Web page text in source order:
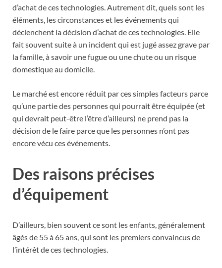
d’achat de ces technologies. Autrement dit, quels sont les
éléments, les circonstances et les événements qui
déclenchent la décision d’achat de ces technologies. Elle
fait souvent suite à un incident qui est jugé assez grave par
la famille, à savoir une fugue ou une chute ou un risque
domestique au domicile.
Le marché est encore réduit par ces simples facteurs parce
qu’une partie des personnes qui pourrait être équipée (et
qui devrait peut-être l’être d’ailleurs) ne prend pas la
décision de le faire parce que les personnes n’ont pas
encore vécu ces événements.
Des raisons précises
d’équipement
D’ailleurs, bien souvent ce sont les enfants, généralement
âgés de 55 à 65 ans, qui sont les premiers convaincus de
l’intérêt de ces technologies.